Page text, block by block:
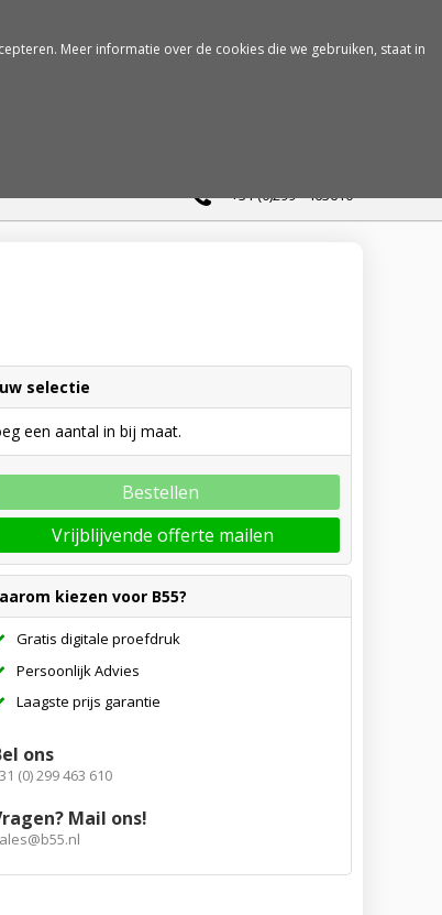
+31 (0)299 - 463610
selectie
een aantal in bij maat.
Bestellen
Vrijblijvende offerte mailen
kiezen voor B55?
Gratis digitale proefdruk
Persoonlijk Advies
Laagste prijs garantie
ons
(0) 299 463 610
Mail ons!
Meer informatie over de cookies die we gebruiken, staat in